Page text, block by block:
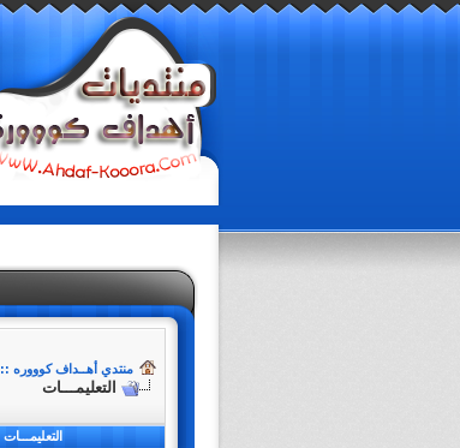
منتدي أهــداف كوووره :: Ahdaf-Kooora
التعليمـــات
التعليمـــات